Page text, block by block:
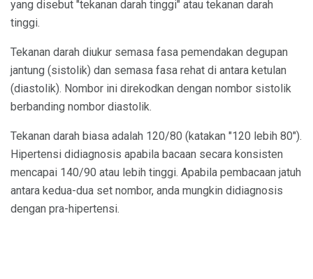
yang disebut "tekanan darah tinggi" atau tekanan darah
tinggi.
Tekanan darah diukur semasa fasa pemendakan degupan
jantung (sistolik) dan semasa fasa rehat di antara ketulan
(diastolik). Nombor ini direkodkan dengan nombor sistolik
berbanding nombor diastolik.
Tekanan darah biasa adalah 120/80 (katakan "120 lebih 80").
Hipertensi didiagnosis apabila bacaan secara konsisten
mencapai 140/90 atau lebih tinggi. Apabila pembacaan jatuh
antara kedua-dua set nombor, anda mungkin didiagnosis
dengan pra-hipertensi.